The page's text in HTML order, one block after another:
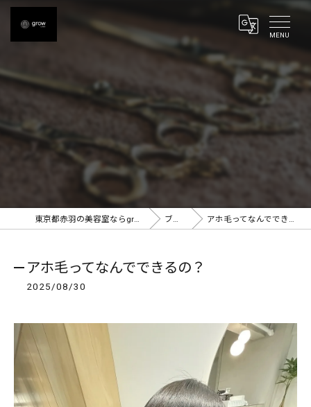
東京都赤羽の美容室ならgrow 赤羽 ブログ アホ毛ってなんでできるの？
アホ毛ってなんでできるの？
2025/08/30